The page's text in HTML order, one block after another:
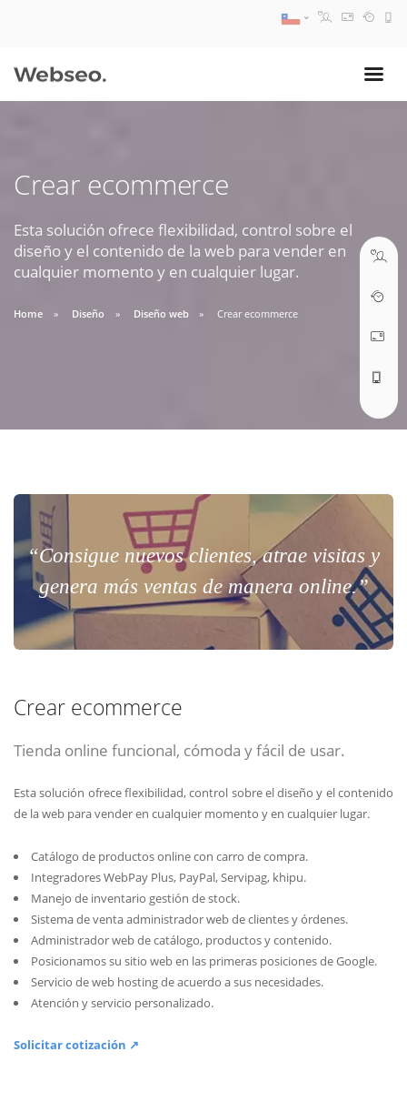
Crear ecommerce
Esta solución ofrece flexibilidad, control sobre el
diseño y el contenido de la web para vender en
cualquier momento y en cualquier lugar.
Home Diseño Diseño web Crear ecommerce
“Consigue nuevos clientes, atrae visitas y
genera más ventas de manera online.”
Crear ecommerce
Tienda online funcional, cómoda y fácil de usar.
Esta solución ofrece flexibilidad, control sobre el diseño y el contenido
de la web para vender en cualquier momento y en cualquier lugar.
Catálogo de productos online con carro de compra.
Integradores WebPay Plus, PayPal, Servipag, khipu.
Manejo de inventario gestión de stock.
Sistema de venta administrador web de clientes y órdenes.
Administrador web de catálogo, productos y contenido.
Posicionamos su sitio web en las primeras posiciones de Google.
Servicio de web hosting de acuerdo a sus necesidades.
Atención y servicio personalizado.
Solicitar cotización ↗
09:30 AM A 18:30 PM
soporte@webseo.cl
ABRIR TICKET